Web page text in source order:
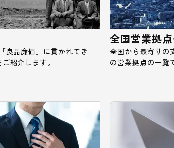
良品廉価」に貫かれてき
紹介します。
全国営業拠
全国から最寄りの
の営業拠点の一覧